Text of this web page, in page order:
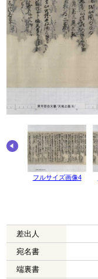
フルサイズ画像4
差出人
宛名書
端裏書